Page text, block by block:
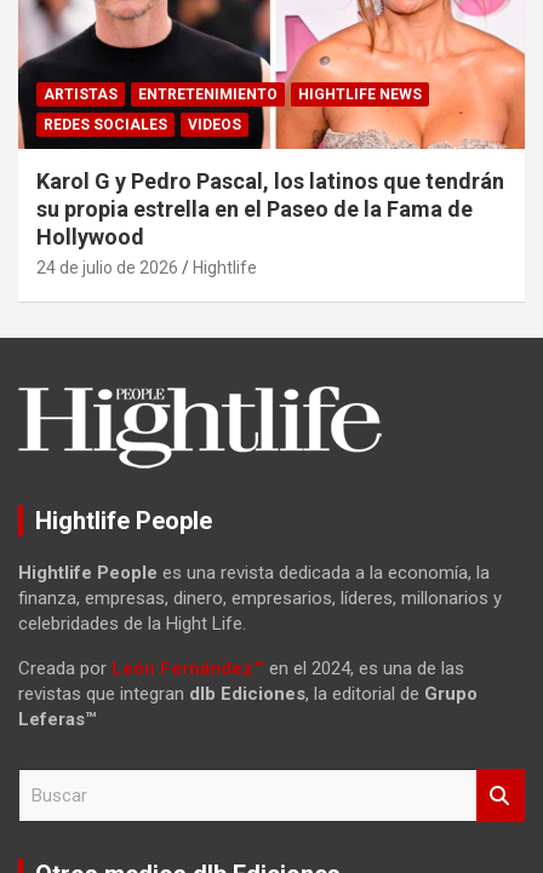
ARTISTAS ENTRETENIMIENTO
HIGHTLIFE NEWS
REDES SOCIALES
VIDEOS
Karol G y Pedro Pascal, los latinos que tendrán
su propia estrella en el Paseo de la Fama de
Hollywood
24 de julio de 2026 Hightlife
Hightlife People
Hightlife People es una revista dedicada a la economía, la
finanza, empresas, dinero, empresarios, líderes, millonarios y
celebridades de la Hight Life.
Creada por León Fernández™ en el 2024, es una de las
revistas que integran dlb Ediciones, la editorial de Grupo
Leferas™
c